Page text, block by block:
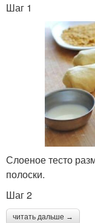
Шаг 1
Слоеное тесто
полоски.
Шаг 2
читать дальше →